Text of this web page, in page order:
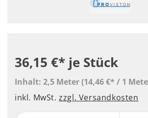
36,15 €* je Stück
Inhalt: 2,5 Meter(14,46 €* / 1
inkl. MwSt.zzgl. Versandkosten